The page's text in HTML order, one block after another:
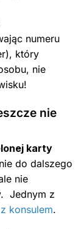
numeru
który
nie
nie
karty
do dalszego
nie
Jednym z
konsulem.